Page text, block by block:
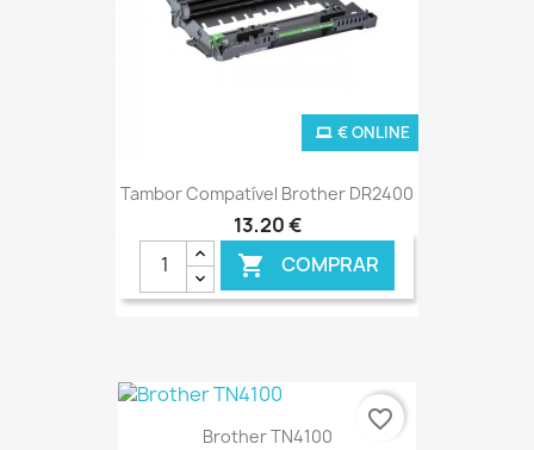
Tambor Compatível Brother DR2400
13,20 €
 COMPRAR
€ ONLINE
Brother TN4100
favorite_border